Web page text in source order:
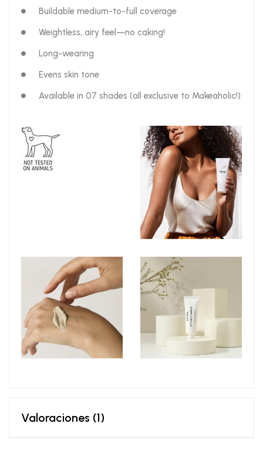
Buildable medium-to-full coverage
Weightless, airy feel—no caking!
Long-wearing
Evens skin tone
Available in 07 shades (all exclusive to Makeaholic!)
Valoraciones (1)